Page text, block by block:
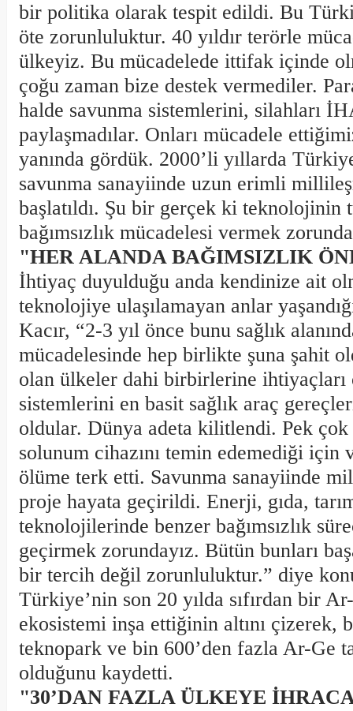
bir politika olarak tespit edildi. Bu
öte zorunluluktur. 40 yıldır terörle
ülkeyiz. Bu mücadelede ittifak içinde
çoğu zaman bize destek vermediler.
halde savunma sistemlerini, silahları
paylaşmadılar. Onları mücadele
yanında gördük. 2000’li yıllarda
savunma sanayiinde uzun erimli
başlatıldı. Şu bir gerçek ki teknolojinin
bağımsızlık mücadelesi vermek
"HER ALANDA BAĞIMSIZLIK
İhtiyaç duyulduğu anda kendinize ait
teknolojiye ulaşılamayan anlar
Kacır, “2-3 yıl önce bunu sağlık
mücadelesinde hep birlikte şuna şahit
olan ülkeler dahi birbirlerine ihtiyaçları
sistemlerini en basit sağlık araç
oldular. Dünya adeta kilitlendi. Pek
solunum cihazını temin edemediği için
ölüme terk etti. Savunma sanayiinde
proje hayata geçirildi. Enerji, gıda,
teknolojilerinde benzer bağımsızlık
geçirmek zorundayız. Bütün bunları
bir tercih değil zorunluluktur.” diye
Türkiye’nin son 20 yılda sıfırdan bir
ekosistemi inşa ettiğinin altını çizerek,
teknopark ve bin 600’den fazla Ar-Ge
olduğunu kaydetti.
"30’DAN FAZLA ÜLKEYE